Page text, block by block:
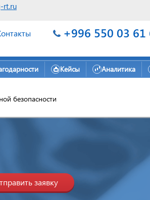
rt.ru
+996 550 03 61
Кейсы Аналитика
безопасности
заявку